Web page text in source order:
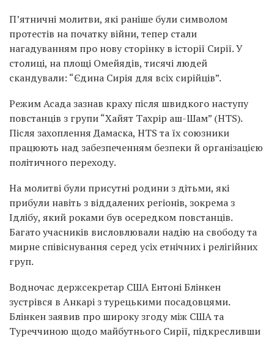
П’ятничні молитви, які раніше були символом
протестів на початку війни, тепер стали
нагадуванням про нову сторінку в історії Сирії. У
столиці, на площі Омейядів, тисячі людей
скандували: “Єдина Сирія для всіх сирійців”.
Режим Асада зазнав краху після швидкого наступу
повстанців з групи “Хайят Тахрір аш-Шам” (HTS).
Після захоплення Дамаска, HTS та їх союзники
працюють над забезпеченням безпеки й організацією
політичного переходу.
На молитві були присутні родини з дітьми, які
прибули навіть з віддалених регіонів, зокрема з
Ідлібу, який роками був осередком повстанців.
Багато учасників висловлювали надію на свободу та
мирне співіснування серед усіх етнічних і релігійних
груп.
Водночас держсекретар США Ентоні Блінкен
зустрівся в Анкарі з турецькими посадовцями.
Блінкен заявив про широку згоду між США та
Туреччиною щодо майбутнього Сирії, підкресливши